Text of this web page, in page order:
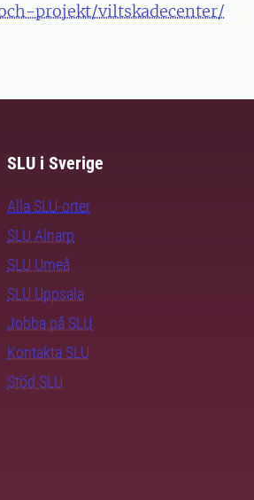
projekt/viltskadecenter/
SLU i Sverige
Alla SLU-orter
SLU Alnarp
SLU Umeå
SLU Uppsala
Jobba på SLU
Kontakta SLU
Stöd SLU